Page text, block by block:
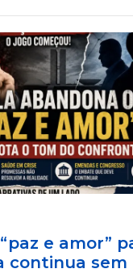
e amor”
continua sem